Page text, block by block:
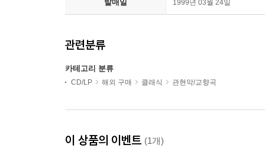
발매일 1999년 03월 24일
관련분류
카테고리 분류
CD/LP 해외 구매 클래식 관현악/교향곡
이 상품의 이벤트 (1개)